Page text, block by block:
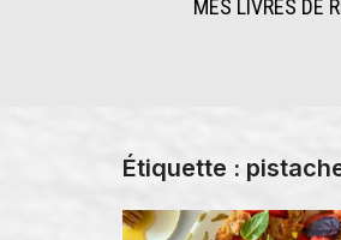
MES LIVRES DE
Étiquette :